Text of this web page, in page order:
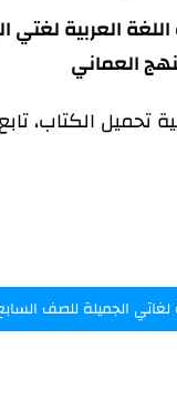
العربية
العماني
تحميل الكتاب،
لغاتي الجميلة للصف